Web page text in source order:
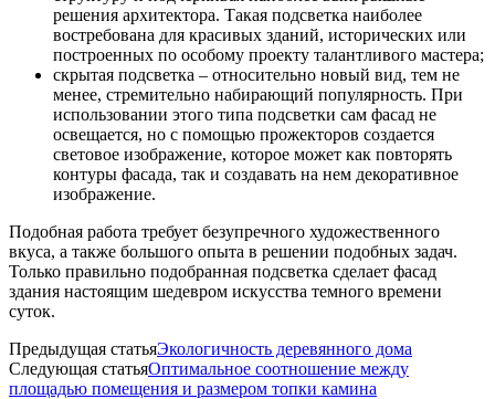
решения архитектора. Такая подсветка наиболее
востребована для красивых зданий, исторических или
построенных по особому проекту талантливого мастера;
скрытая подсветка – относительно новый вид, тем не
менее, стремительно набирающий популярность. При
использовании этого типа подсветки сам фасад не
освещается, но с помощью прожекторов создается
световое изображение, которое может как повторять
контуры фасада, так и создавать на нем декоративное
изображение.
Подобная работа требует безупречного художественного
вкуса, а также большого опыта в решении подобных задач.
Только правильно подобранная подсветка сделает фасад
здания настоящим шедевром искусства темного времени
суток.
Предыдущая статьяЭкологичность деревянного дома
Следующая статьяОптимальное соотношение между
площадью помещения и размером топки камина